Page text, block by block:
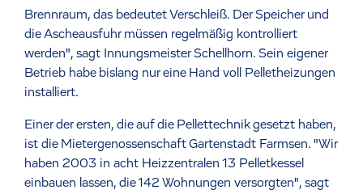
Brennraum, das bedeutet Verschleiß. Der Speicher und
die Ascheausfuhr müssen regelmäßig kontrolliert
werden", sagt Innungsmeister Schellhorn. Sein eigener
Betrieb habe bislang nur eine Hand voll Pelletheizungen
installiert.
Einer der ersten, die auf die Pellettechnik gesetzt haben,
ist die Mietergenossenschaft Gartenstadt Farmsen. "Wir
haben 2003 in acht Heizzentralen 13 Pelletkessel
einbauen lassen, die 142 Wohnungen versorgten", sagt